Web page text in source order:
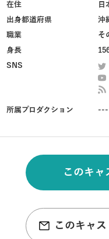
在住
日
出身都道府県
沖
職業
そ
身長
SNS
所属プロダクション ---
このキャ
このキャ